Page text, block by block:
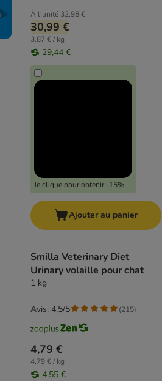
À l'unité 32,98 €
30,99 €
3,87 € / kg
29,44 €
Je clique pour obtenir -15%
Ajouter au panier
Smilla Veterinary Diet
Urinary volaille pour chat
1 kg
4,79 €
4,79 € / kg
4,55 €
Avis: 4.5/5 (215)